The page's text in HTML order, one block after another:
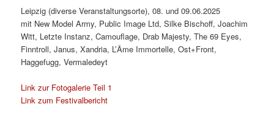
Leipzig (diverse Veranstaltungsorte), 08. und 09.06.2025
mit New Model Army, Public Image Ltd, Silke Bischoff, Joachim
Witt, Letzte Instanz, Camouflage, Drab Majesty, The 69 Eyes,
Finntroll, Janus, Xandria, L’Âme Immortelle, Ost+Front,
Haggefugg, Vermaledeyt
Link zur Fotogalerie Teil 1
Link zum Festivalbericht